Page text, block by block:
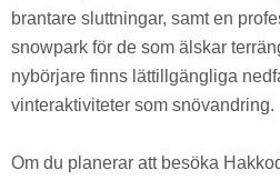
brantare sluttningar, samt en
snowpark för de som älskar
nybörjare finns lättillgängliga
vinteraktiviteter som snövandring.
Om du planerar att besöka